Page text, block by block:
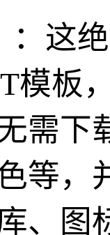
：这
模板
需下
等，
、图